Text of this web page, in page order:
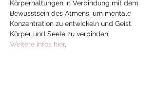
Körperhaltungen in Verbindung mit dem
Bewusstsein des Atmens, um mentale
Konzentration zu entwickeln und Geist,
Körper und Seele zu verbinden.
Weitere Infos hier.